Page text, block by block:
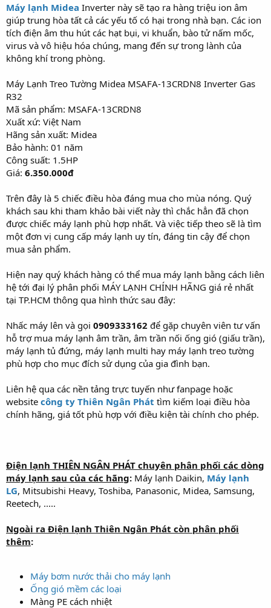
Máy lạnh Midea Inverter này sẽ tạo ra hàng triệu ion âm
giúp trung hòa tất cả các yếu tố có hại trong nhà bạn. Các ion
tích điện âm thu hút các hạt bụi, vi khuẩn, bào tử nấm mốc,
virus và vô hiệu hóa chúng, mang đến sự trong lành của
không khí trong phòng.
Máy Lạnh Treo Tường Midea MSAFA-13CRDN8 Inverter Gas
R32
Mã sản phẩm: MSAFA-13CRDN8
Xuất xứ: Việt Nam
Hãng sản xuất: Midea
Bảo hành: 01 năm
Công suất: 1.5HP
Giá: 6.350.000đ
Trên đây là 5 chiếc điều hòa đáng mua cho mùa nóng. Quý
khách sau khi tham khảo bài viết này thì chắc hẳn đã chọn
được chiếc máy lạnh phù hợp nhất. Và việc tiếp theo sẽ là tìm
một đơn vị cung cấp máy lạnh uy tín, đáng tin cậy để chọn
mua sản phẩm.
Hiện nay quý khách hàng có thể mua máy lạnh bằng cách liên
hệ tới đại lý phân phối MÁY LẠNH CHÍNH HÃNG giá rẻ nhất
tại TP.HCM thông qua hình thức sau đây:
Nhấc máy lên và gọi 0909333162 để gặp chuyên viên tư vấn
hỗ trợ mua máy lạnh âm trần, âm trần nối ống gió (giấu trần),
máy lạnh tủ đứng, máy lạnh multi hay máy lạnh treo tường
phù hợp cho mục đích sử dụng của gia đình bạn.
Liên hệ qua các nền tảng trực tuyến như fanpage hoặc
website công ty Thiên Ngân Phát tìm kiếm loại điều hòa
chính hãng, giá tốt phù hợp với điều kiện tài chính cho phép.
Điện lạnh THIÊN NGÂN PHÁT chuyên phân phối các dòng
máy lạnh sau của các hãng: Máy lạnh Daikin, Máy lạnh
LG, Mitsubishi Heavy, Toshiba, Panasonic, Midea, Samsung,
Reetech, .....
Ngoài ra Điện lạnh Thiên Ngân Phát còn phân phối
thêm:
Máy bơm nước thải cho máy lạnh
Ống gió mềm các loại
Màng PE cách nhiệt